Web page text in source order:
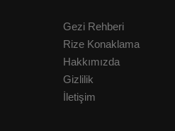
Gezi Rehberi
Rize Konaklama
Hakkımızda
Gizlilik
İletişim